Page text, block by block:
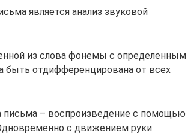
является анализ звуковой
из слова фонемы с определенным
быть отдифференцирована от всех
письма – воспроизведение с помощью
с движением руки